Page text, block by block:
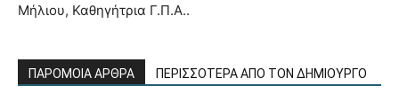
Μήλιου, Καθηγήτρια Γ.Π.Α..
ΠΑΡΟΜΟΙΑ ΑΡΘΡΑ ΠΕΡΙΣΣΟΤΕΡΑ ΑΠΟ ΤΟΝ ΔΗΜΙΟΥΡΓΟ